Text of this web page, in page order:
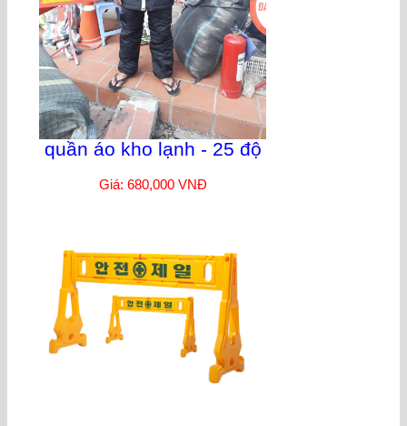
quần áo kho lạnh - 25 độ
Giá: 680,000 VNĐ